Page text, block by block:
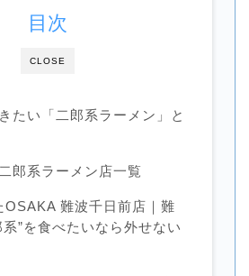
CLOSE
目次
たい「二郎系ラーメン」と
郎系ラーメン店一覧
OSAKA 難波千日前店｜難
”を食べたいなら外せない